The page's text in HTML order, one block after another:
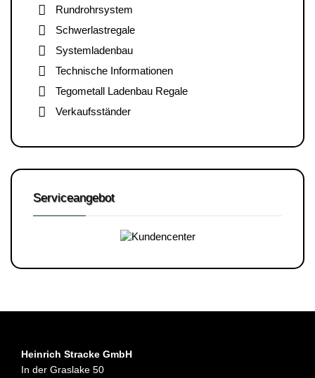
Rundrohrsystem
Schwerlastregale
Systemladenbau
Technische Informationen
Tegometall Ladenbau Regale
Verkaufsständer
Serviceangebot
Heinrich Stracke GmbH
In der Graslake 50